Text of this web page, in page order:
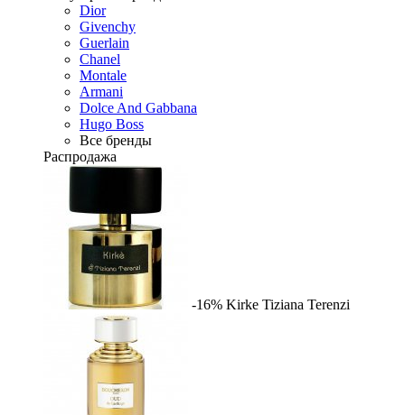
Dior
Givenchy
Guerlain
Chanel
Montale
Armani
Dolce And Gabbana
Hugo Boss
Все бренды
Распродажа
-16% Kirke Tiziana Terenzi